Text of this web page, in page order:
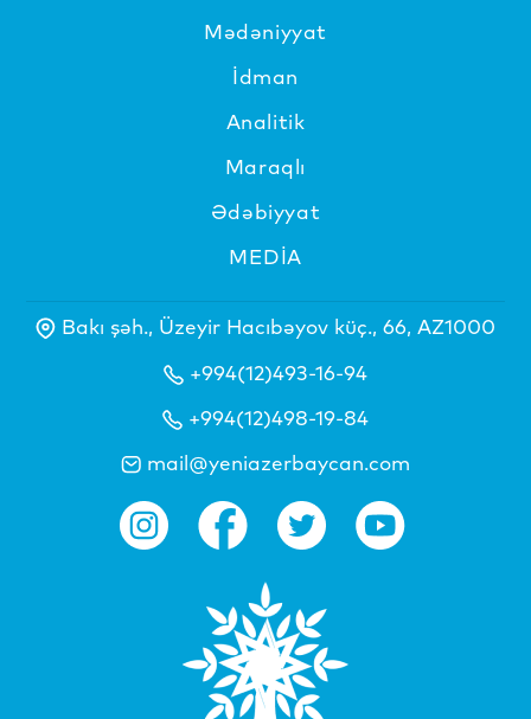
Mədəniyyat
İdman
Analitik
Maraqlı
Ədəbiyyat
MEDİA
Bakı şəh., Üzeyir Hacıbəyov küç., 66, AZ1000
+994(12)493-16-94
+994(12)498-19-84
mail@yeniazerbaycan.com